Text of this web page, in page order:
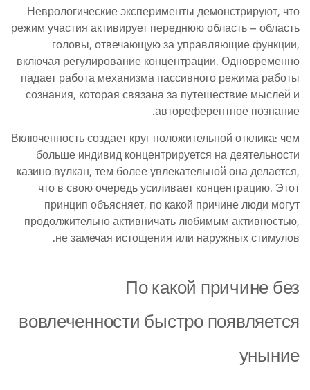
Неврологические эксперименты демонстрируют, что
режим участия активирует переднюю область – область
головы, отвечающую за управляющие функции,
включая регулирование концентрации. Одновременно
падает работа механизма пассивного режима работы
сознания, которая связана за путешествие мыслей и
автореферентное познание.
Включенность создает круг положительной отклика: чем
больше индивид концентрируется на деятельности
казино вулкан, тем более увлекательной она делается,
что в свою очередь усиливает концентрацию. Этот
принцип объясняет, по какой причине люди могут
продолжительно активничать любимым активностью,
не замечая истощения или наружных стимулов.
По какой причине без
вовлеченности быстро появляется
уныние